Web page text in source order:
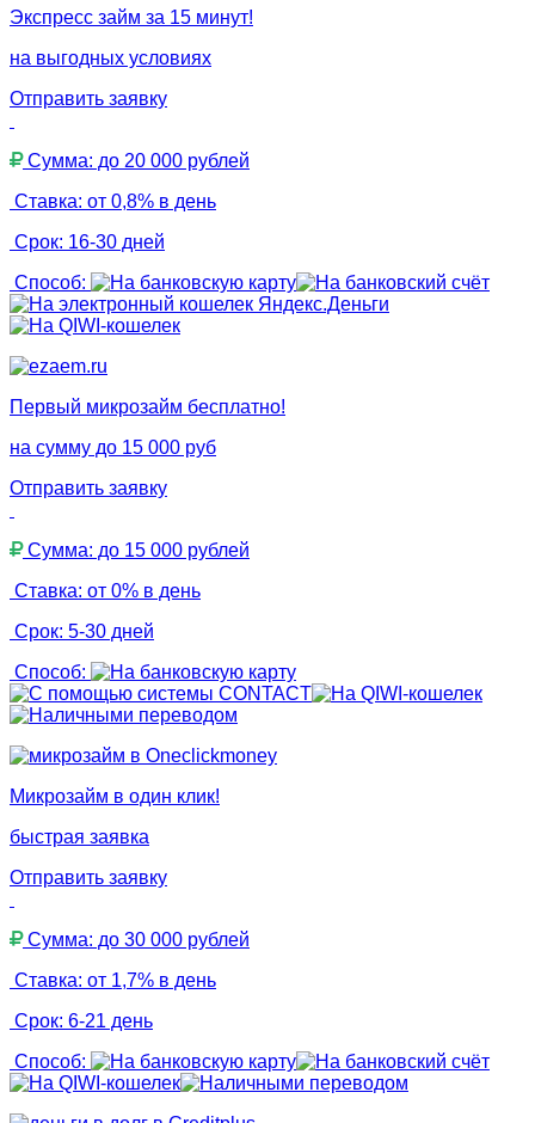
Экспресс займ за 15 минут!
на выгодных условиях
Отправить заявку
Сумма: до 20 000 рублей
Ставка: от 0,8% в день
Срок: 16-30 дней
Способ:
Первый микрозайм бесплатно!
на сумму до 15 000 руб
Отправить заявку
Сумма: до 15 000 рублей
Ставка: от 0% в день
Срок: 5-30 дней
Способ:
Микрозайм в один клик!
быстрая заявка
Отправить заявку
Сумма: до 30 000 рублей
Ставка: от 1,7% в день
Срок: 6-21 день
Способ: